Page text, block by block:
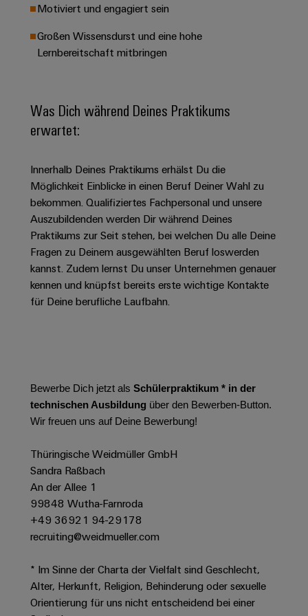
&
Sicherer
Betrieb
für
die
Prozessindustrie
Mehr
Ressourceneffizienz
durch
Sonnenenergie
Schaltschrankbau
Lösungen
für
Herausforderungen
im
digitale
Lösungen
für
klimafreundliche
im
Bahnverkehr
Schiffbau
Umfassende
Verbindungslösungen
für
die
Industrie
Wasseraufbereitung
Automation
Industrial
IoT
Security
Industrial
Platform
easyConnect
EZA-
Regler
Gerätehersteller
PCB
Connector
Services
Equipment
Manufacturer
(OEM)
Systeme
Industrial
Panels
Engineering-
Visualisierungstools
Energiemessung
und
Smart
Metering
Weidmüller
Industrial
&
Cloud-
Services
Industrial
Service
Platform
easyConnect
&
Zubehör
PSIRT
eShop
OCI-
EDI-
Schnittstelle
ALLE
SERVICES
Solution
finden
-
Systemintegratoren
Messen
&
Events
Globale
Messen
&
Events
Stellenbörse
Chancen in der
Entwicklung
Spannende
in unseren
Center in
Thüringen
Motiviert und engagiert sein
Großen Wissensdurst und eine hohe
Lernbereitschaft mitbringen
Was Dich während Deines Praktikums
erwartet:
Innerhalb Deines Praktikums erhälst Du die
Möglichkeit Einblicke in einen Beruf Deiner Wahl zu
bekommen. Qualifiziertes Fachpersonal und unsere
Auszubildenden werden Dir während Deines
Praktikums zur Seit stehen, bei welchen Du alle Deine
Fragen zu Deinem ausgewählten Beruf loswerden
kannst. Zudem lernst Du unser Unternehmen genauer
kennen und knüpfst bereits erste wichtige Kontakte
für Deine berufliche Laufbahn.
Bewerbe Dich jetzt alsSchülerpraktikum * in der
technischen Ausbildung über den Bewerben-Button.
Wir freuen uns auf Deine Bewerbung!
Thüringische Weidmüller GmbH
Sandra Raßbach
An der Allee 1
99848 Wutha-Farnroda
+49 36921 94-29178
recruiting@weidmueller.com
* Im Sinne der Charta der Vielfalt sind Geschlecht,
Alter, Herkunft, Religion, Behinderung oder sexuelle
Orientierung für uns nicht entscheidend bei einer